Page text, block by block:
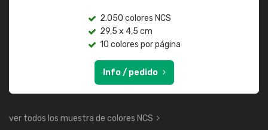
2.050 colores NCS
29,5 x 4,5 cm
10 colores por página
Info / pedido
ver todos los muestra de colores NCS